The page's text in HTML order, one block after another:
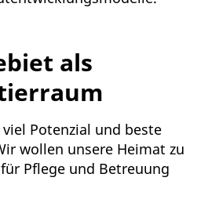
als
Potenzial und beste
wollen unsere Heimat zu
Pflege und Betreuung